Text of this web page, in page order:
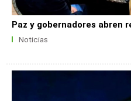
Paz y gobernadores abren
Noticias